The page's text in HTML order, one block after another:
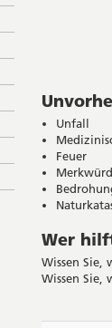
Unfall
Feuer
Wer
Wissen Sie,
Wissen Sie,